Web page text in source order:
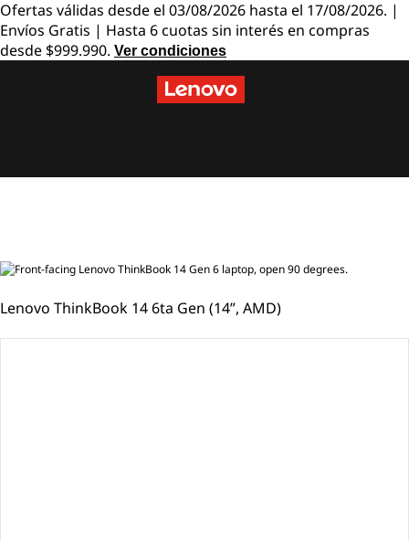
L
e
o
h
i
n
Ofertas válidas desde el 03/08/2026 hasta el 17/08/2026. |
Envíos Gratis | Hasta 6 cuotas sin interés en compras
desde $999.990. Ver condiciones
Ir al contenido principal
Lenovo ThinkBook 14 6ta Gen (14”, AMD)